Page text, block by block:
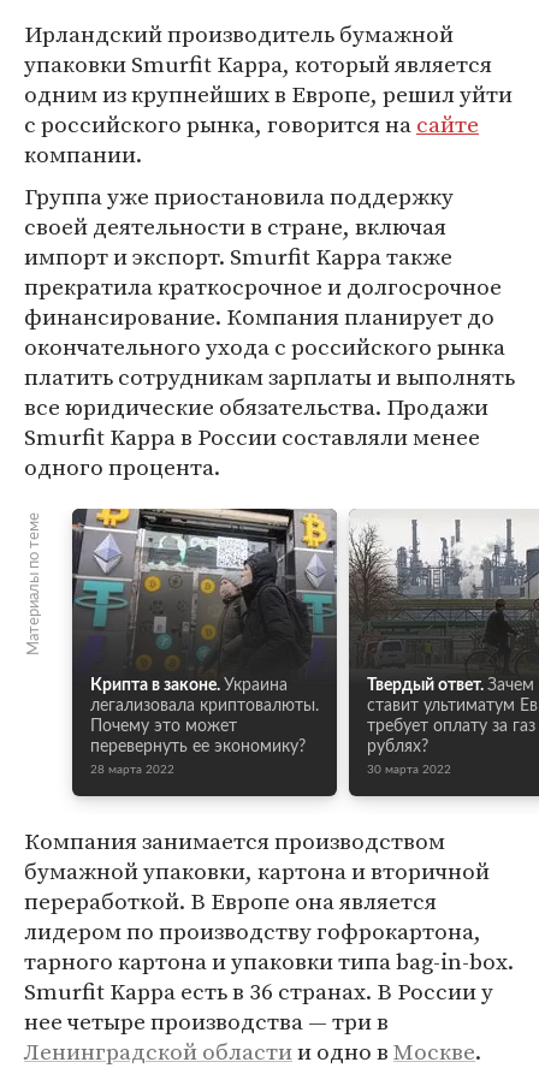
Ирландский производитель бумажной
упаковки Smurfit Kappa, который является
одним из крупнейших в Европе, решил уйти
с российского рынка, говорится насайте
компании.
Группа уже приостановила поддержку
своей деятельности в стране, включая
импорт и экспорт. Smurfit Kappа также
прекратила краткосрочное и долгосрочное
финансирование. Компания планирует до
окончательного ухода с российского рынка
платить сотрудникам зарплаты и выполнять
все юридические обязательства. Продажи
Smurfit Kappa в России составляли менее
одного процента.
Материалы по теме
Крипта в законе. Украина
легализовала криптовалюты.
Почему это может
перевернуть ее экономику?
28 марта 2022
Твердый ответ. Зачем
ставит ультиматум
требует оплату за газ
рублях?
30 марта 2022
Компания занимается производством
бумажной упаковки, картона и вторичной
переработкой. В Европе она является
лидером по производству гофрокартона,
тарного картона и упаковки типа bag-in-box.
Smurfit Kappa есть в 36 странах. В России у
нее четыре производства — три в
Ленинградской областии одно вМоскве.